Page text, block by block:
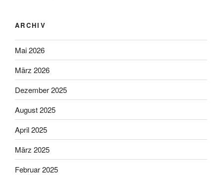
ARCHIV
Mai 2026
März 2026
Dezember 2025
August 2025
April 2025
März 2025
Februar 2025